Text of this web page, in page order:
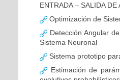
ENTRADA – SALIDA DE
Optimización de
Detección Angular
Sistema Neuronal
Sistema prototipo
Estimación de